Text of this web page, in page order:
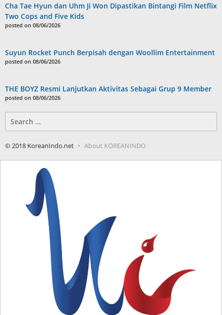
Cha Tae Hyun dan Uhm Ji Won Dipastikan Bintangi Film Netflix
Two Cops and Five Kids
posted on 08/06/2026
Suyun Rocket Punch Berpisah dengan Woollim Entertainment
posted on 08/06/2026
THE BOYZ Resmi Lanjutkan Aktivitas Sebagai Grup 9 Member
posted on 08/06/2026
for:
© 2018 KoreanIndo.net About KOREANINDO